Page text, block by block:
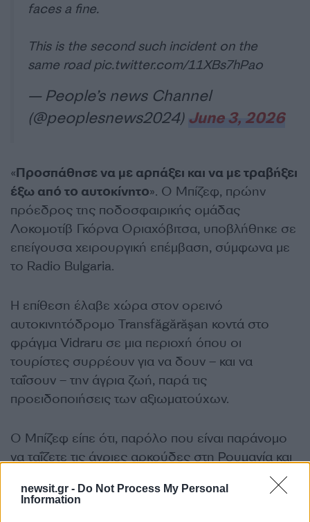
newsit.gr - Do Not Process My Personal
Information
faces a fine.
This is the second such incident on the
same roadpic.twitter.com/11XBs7hPao
— People’s news Channel
(@peoplesnews2024) June 3, 2026
«Προσπάθησε να με αρπάξει και να με τραβήξει
έξω από το αυτοκίνητο». Ο Μπίζεφ, πρώην
πρόεδρος της ποδοσφαιρικής ομάδας
Λοκομοτίβ Γκόρνα Οριαχόβιτσα, υποβλήθηκε σε
επείγουσα χειρουργική επέμβαση, σύμφωνα με
το Radio Bulgaria.
Η επίθεση έλαβε χώρα στον ορεινό
αυτοκινητόδρομο Transfăgărăşan κοντά στο
φράγμα Vidraru σε μια περιοχή όπου οι
τουρίστες συρρέουν για να δουν – και να
ταΐσουν – την άγρια ​​ζωή, παρά τις
προειδοποιήσεις των αξιωματούχων.
Ο Μπίζεφ είπε ότι, παρόλο που είναι παράνομο
να ταΐζετε τις άγριες αρκούδες στη Ρουμανία και
τρόφιμα σε στάσεις για τη σίτιση των ζώων.